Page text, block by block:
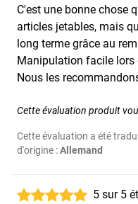
C'est une bonne chose
articles jetables, mais
long terme grâce au
Manipulation facile lors
Nous les
Cette évaluation produit
Cette évaluation a été
d'origine :Allemand
5 sur 5